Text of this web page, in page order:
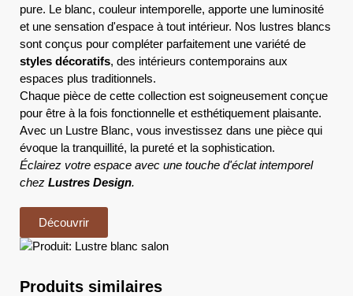
pure. Le blanc, couleur intemporelle, apporte une luminosité
et une sensation d'espace à tout intérieur. Nos lustres blancs
sont conçus pour compléter parfaitement une variété de
styles décoratifs, des intérieurs contemporains aux
espaces plus traditionnels.
Chaque pièce de cette collection est soigneusement conçue
pour être à la fois fonctionnelle et esthétiquement plaisante.
Avec un Lustre Blanc, vous investissez dans une pièce qui
évoque la tranquillité, la pureté et la sophistication.
Éclairez votre espace avec une touche d'éclat intemporel
chez Lustres Design.
Découvrir
Produits similaires